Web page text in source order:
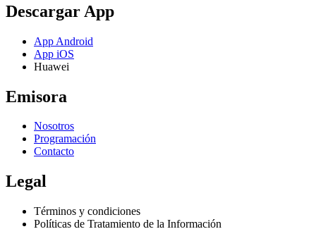
Descargar App
App Android
App iOS
Huawei
Emisora
Nosotros
Programación
Contacto
Legal
Términos y condiciones
Políticas de Tratamiento de la Información